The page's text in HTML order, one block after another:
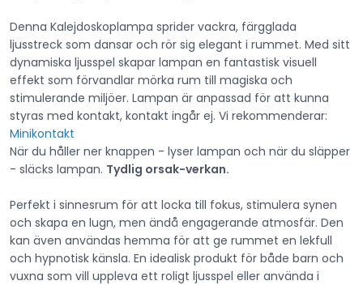
Denna Kalejdoskoplampa sprider vackra, färgglada
ljusstreck som dansar och rör sig elegant i rummet. Med sitt
dynamiska ljusspel skapar lampan en fantastisk visuell
effekt som förvandlar mörka rum till magiska och
stimulerande miljöer. Lampan är anpassad för att kunna
styras med kontakt, kontakt ingår ej. Vi rekommenderar:
Minikontakt
När du håller ner knappen - lyser lampan och när du släpper
- släcks lampan. Tydlig orsak-verkan.
Perfekt i sinnesrum för att locka till fokus, stimulera synen
och skapa en lugn, men ändå engagerande atmosfär. Den
kan även användas hemma för att ge rummet en lekfull
och hypnotisk känsla. En idealisk produkt för både barn och
vuxna som vill uppleva ett roligt ljusspel eller använda i